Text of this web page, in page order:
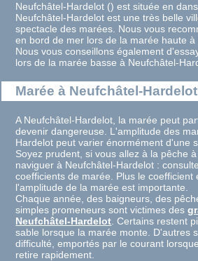
Neufchâtel-Hardelot () est située en
Neufchâtel-Hardelot est une très belle
spectacle des marées. Nous vous
en bord de mer lors de la marée haute
Nous vous conseillons également
lors de la marée basse à Neufchâtel-
Marée à Neufchâtel-Hardelot
A Neufchâtel-Hardelot, la marée peut
devenir dangereuse. L'amplitude des
Hardelot peut varier énormément d'une
Soyez prudent, si vous allez à la pêche
naviguer à Neufchâtel-Hardelot :
coefficients de marée. Plus le coefficient
l'amplitude de la marée est importante.
Chaque année, des baigneurs, des
simples promeneurs sont victimes des
Neufchâtel-Hardelot . Certains restent
sable lorsque la marée monte. D'autres
difficulté, emportés par le courant
retire rapidement.